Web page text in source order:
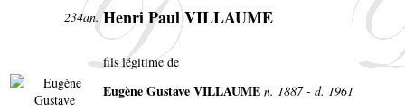
234an. Henri Paul VILLAUME
fils légitime de
Eugène Gustave VILLAUME n. 1887 - d. 1961